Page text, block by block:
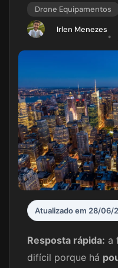
Drone Equipamentos
Irlen Menezes
Atualizado em 28/06/
Resposta rápida: a
difícil porque há